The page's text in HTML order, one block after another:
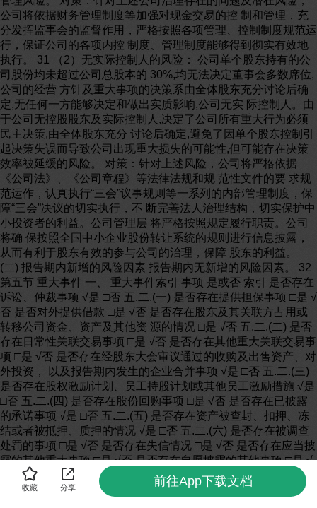
收藏 分享 前往App下载文档